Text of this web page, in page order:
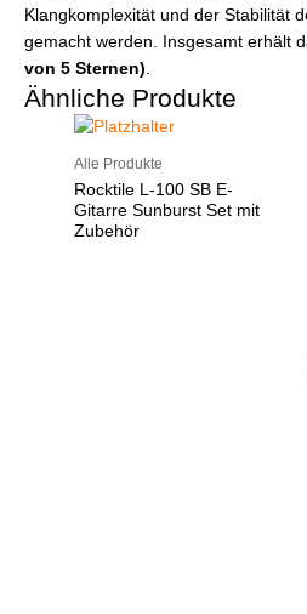
Klangkomplexität und der Stabilität
gemacht werden. Insgesamt erhält
von 5 Sternen).
Ähnliche Produkte
Alle Produkte
Rocktile L-100 SB E-
Gitarre Sunburst Set mit
Zubehör